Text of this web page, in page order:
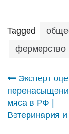
Tagged
фермерство
по
Эксперт
мяса в РФ |
Ветеринария